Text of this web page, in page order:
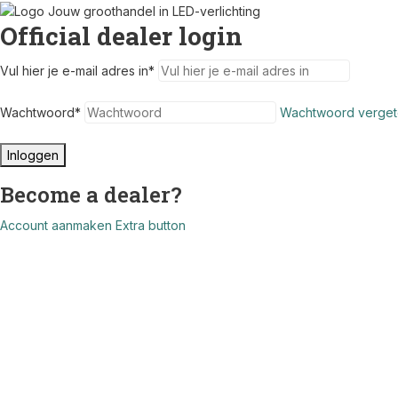
Official dealer login
Vul hier je e-mail adres in*
Wachtwoord* Wachtwoord
Inloggen
Become a dealer?
Account aanmaken Extra button